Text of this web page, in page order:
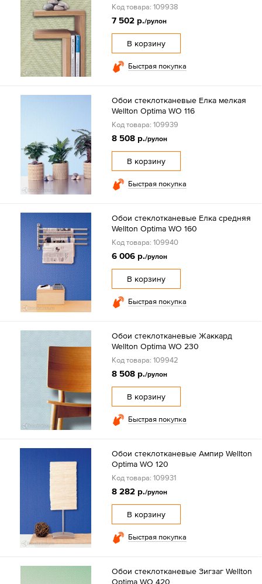
Код товара: 109938
7 502 р./рулон
В корзину
Быстрая покупка
Обои стеклотканевые Елка мелкая
Wellton Optima WO 116
Код товара: 109939
8 508 р./рулон
В корзину
Быстрая покупка
Обои стеклотканевые Елка средняя
Wellton Optima WO 160
Код товара: 109940
6 006 р./рулон
В корзину
Быстрая покупка
Обои стеклотканевые Жаккард
Wellton Optima WO 230
Код товара: 109942
8 508 р./рулон
В корзину
Быстрая покупка
Обои стеклотканевые Ампир Wellton
Optima WO 120
Код товара: 109931
8 282 р./рулон
В корзину
Быстрая покупка
Обои стеклотканевые Зигзаг Wellton
Optima WO 420